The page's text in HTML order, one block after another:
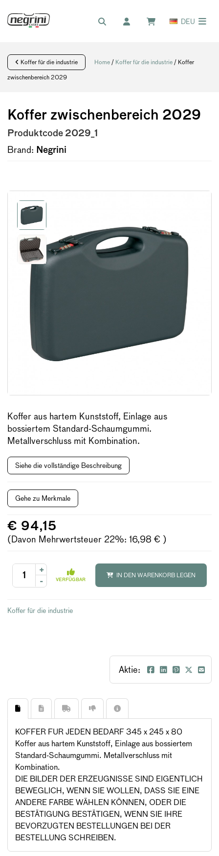
DEU
Koffer für die industrie Home / Koffer für die industrie / Koffer
zwischenbereich 2029
Koffer zwischenbereich 2029
Produktcode 2029_1
Brand: Negrini
Koffer aus hartem Kunststoff, Einlage aus
bossiertem Standard-Schaumgummi.
Metallverschluss mit Kombination.
Siehe die vollständige Beschreibung
Gehe zu Merkmale
€ 94,15
(Davon Mehrwertsteuer 22%: 16,98 € )
+
-
VERFÜGBAR
IN DEN WARENKORB LEGEN
Koffer für die industrie
Aktie:
KOFFER FUR JEDEN BEDARF 345 x 245 x 80
Koffer aus hartem Kunststoff, Einlage aus bossiertem
Standard-Schaumgummi. Metallverschluss mit
Kombination.
DIE BILDER DER ERZEUGNISSE SIND EIGENTLICH
BEWEGLICH, WENN SIE WOLLEN, DASS SIE EINE
ANDERE FARBE WÄHLEN KÖNNEN, ODER DIE
BESTÄTIGUNG BESTÄTIGEN, WENN SIE IHRE
BEVORZUGTEN BESTELLUNGEN BEI DER
BESTELLUNG SCHREIBEN.